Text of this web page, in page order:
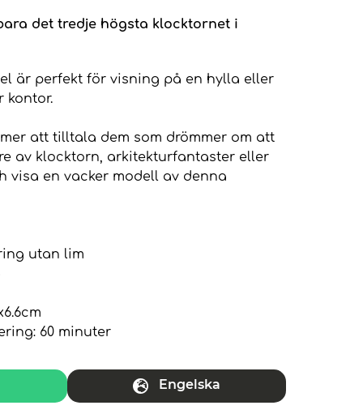
det tredje högsta klocktornet i
är perfekt för visning på en hylla eller
kontor.
att tilltala dem som drömmer om att
av klocktorn, arkitekturfantaster eller
visa en vacker modell av denna
utan lim
60 minuter
Engelska